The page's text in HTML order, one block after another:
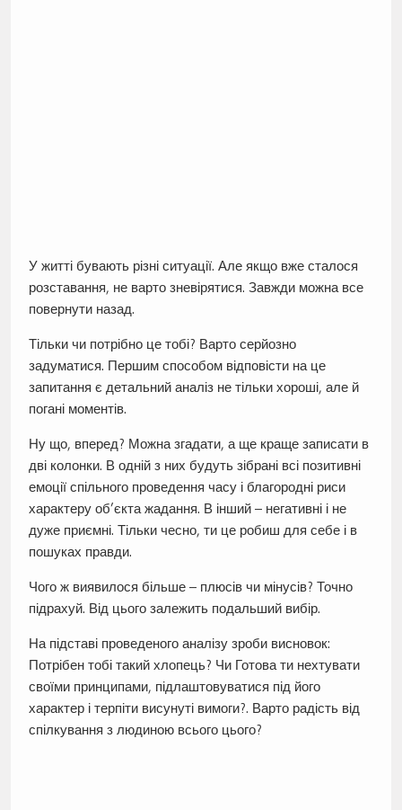
У житті бувають різні ситуації. Але якщо вже сталося
розставання, не варто зневірятися. Завжди можна все
повернути назад.
Тільки чи потрібно це тобі? Варто серйозно
задуматися. Першим способом відповісти на це
запитання є детальний аналіз не тільки хороші, але й
погані моментів.
Ну що, вперед? Можна згадати, а ще краще записати в
дві колонки. В одній з них будуть зібрані всі позитивні
емоції спільного проведення часу і благородні риси
характеру об’єкта жадання. В інший – негативні і не
дуже приємні. Тільки чесно, ти це робиш для себе і в
пошуках правди.
Чого ж виявилося більше – плюсів чи мінусів? Точно
підрахуй. Від цього залежить подальший вибір.
На підставі проведеного аналізу зроби висновок:
Потрібен тобі такий хлопець? Чи Готова ти нехтувати
своїми принципами, підлаштовуватися під його
характер і терпіти висунуті вимоги?. Варто радість від
спілкування з людиною всього цього?